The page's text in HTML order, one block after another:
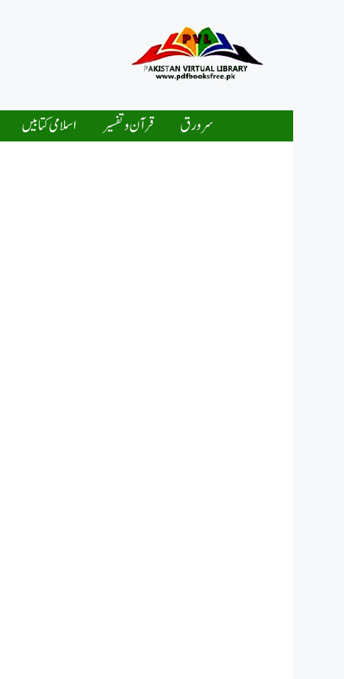
سرورق قرآن و تفسیر اسلامی کتابیں